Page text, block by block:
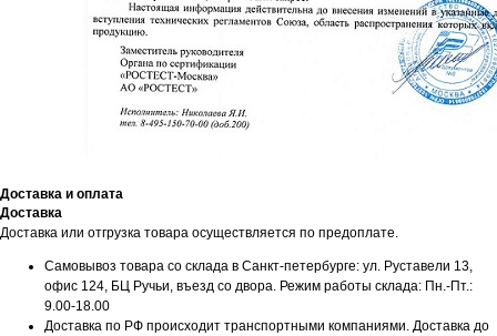
Доставка и оплата
Доставка
Доставка или отгрузка товара осуществляется по предоплате.
Самовывоз товара со склада в Санкт-петербурге: ул. Руставели 13,
офис 124, БЦ Ручьи, въезд со двора. Режим работы склада: Пн.-Пт.:
9.00-18.00
Доставка по РФ происходит транспортными компаниями. Доставка до